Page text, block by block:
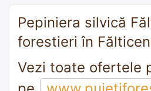
Pepiniera silvică
forestieri în
Vezi toate ofertele